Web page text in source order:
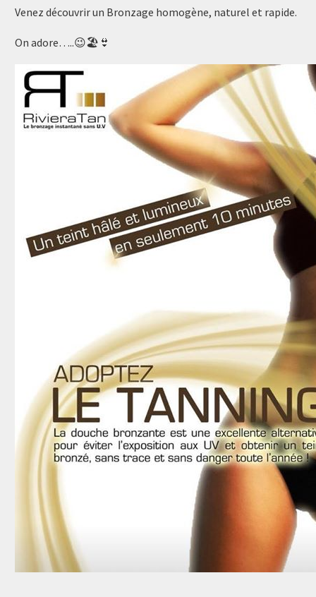
Venez découvrir un Bronzage homogène, naturel et rapide.
On adore…..😉🏖👙